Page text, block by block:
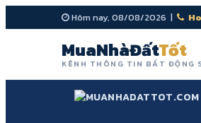
Hôm nay, 08/08/2026 |
MuaNhàĐấtTốt
KÊNH THÔNG TIN BẤT ĐỘNG